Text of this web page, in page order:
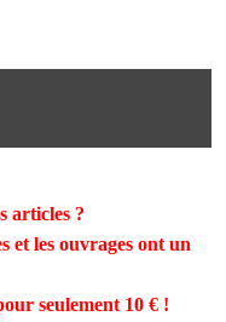
articles ?
et les ouvrages ont un
seulement 10 €!